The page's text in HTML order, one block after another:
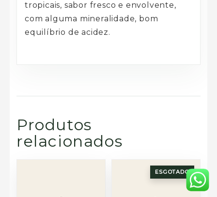
tropicais, sabor fresco e envolvente,
com alguma mineralidade, bom
equilíbrio de acidez.
Produtos
relacionados
ESGOTADO